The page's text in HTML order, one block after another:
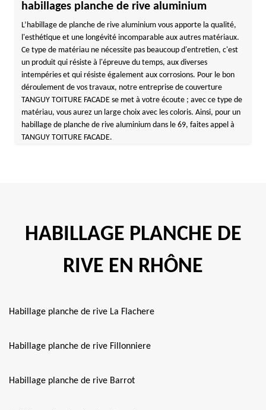
habillages planche de rive aluminium
L’habillage de planche de rive aluminium vous apporte la qualité,
l'esthétique et une longévité incomparable aux autres matériaux.
Ce type de matériau ne nécessite pas beaucoup d'entretien, c'est
un produit qui résiste à l'épreuve du temps, aux diverses
intempéries et qui résiste également aux corrosions. Pour le bon
déroulement de vos travaux, notre entreprise de couverture
TANGUY TOITURE FACADE se met à votre écoute ; avec ce type de
matériau, vous aurez un large choix avec les coloris. Ainsi, pour un
habillage de planche de rive aluminium dans le 69, faites appel à
TANGUY TOITURE FACADE.
HABILLAGE PLANCHE DE
RIVE EN RHÔNE
Habillage planche de rive La Flachere
Habillage planche de rive Fillonniere
Habillage planche de rive Barrot